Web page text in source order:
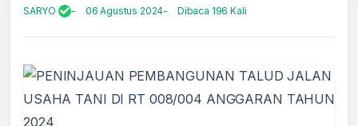
SARYO 06 Agustus 2024 Dibaca 196 Kali